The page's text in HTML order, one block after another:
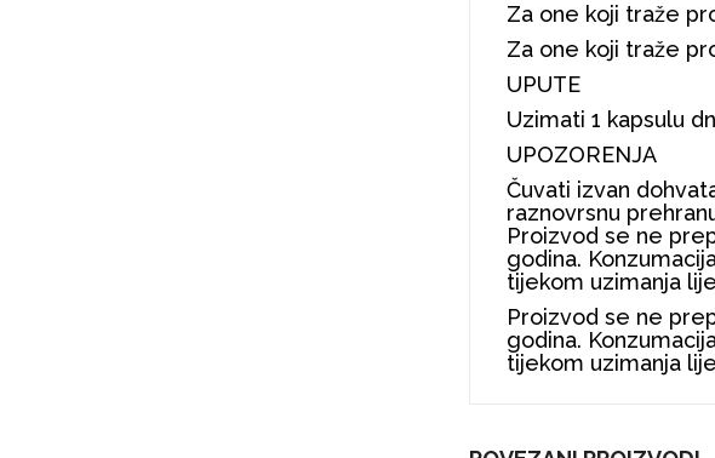
Za one koji traže
Za one koji traže
UPUTE
Uzimati 1 kapsulu
UPOZORENJA
Čuvati izvan
raznovrsnu
Proizvod se ne
godina.
tijekom uzimanja
Proizvod se ne
godina.
tijekom uzimanja